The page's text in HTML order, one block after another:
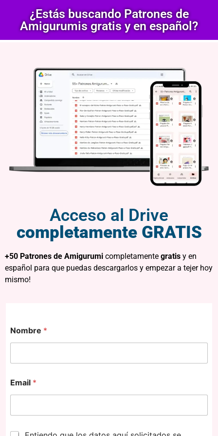
¿Estás buscando Patrones de
Amigurumis gratis y en español?
Acceso al Drive
completamente GRATIS
+50 Patrones de Amigurumi completamente gratis y en
español para que puedas descargarlos y empezar a tejer hoy
mismo!
Nombre *
Email *